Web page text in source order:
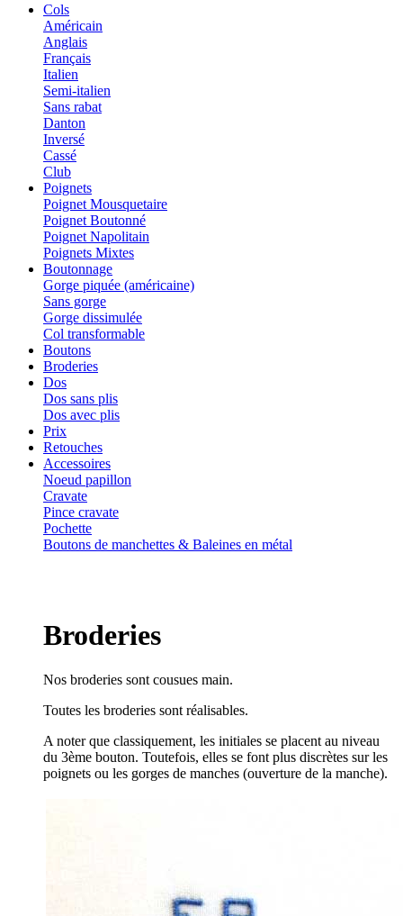
Cols
Américain
Anglais
Français
Italien
Semi-italien
Sans rabat
Danton
Inversé
Cassé
Club
Poignets
Poignet Mousquetaire
Poignet Boutonné
Poignet Napolitain
Poignets Mixtes
Boutonnage
Gorge piquée (américaine)
Sans gorge
Gorge dissimulée
Col transformable
Boutons
Broderies
Dos
Dos sans plis
Dos avec plis
Prix
Retouches
Accessoires
Noeud papillon
Cravate
Pince cravate
Pochette
Boutons de manchettes & Baleines en métal
Broderies
Nos broderies sont cousues main.
Toutes les broderies sont réalisables.
A noter que classiquement, les initiales se placent au niveau
du 3ème bouton. Toutefois, elles se font plus discrètes sur les
poignets ou les gorges de manches (ouverture de la manche).